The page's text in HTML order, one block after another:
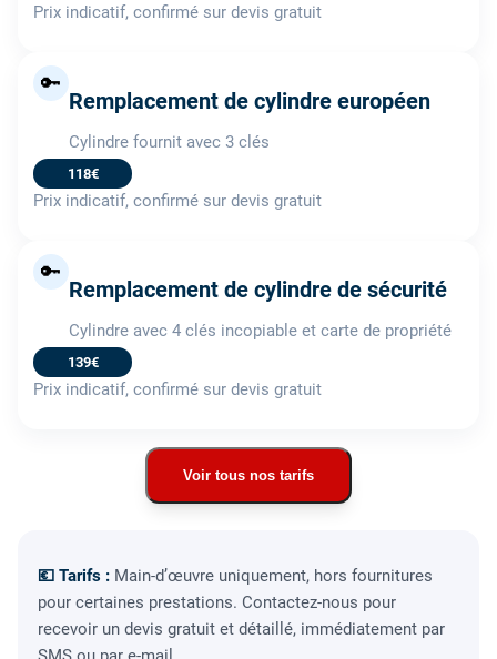
Prix indicatif, confirmé sur devis gratuit
🔑
Remplacement de cylindre européen
Cylindre fournit avec 3 clés
118€
Prix indicatif, confirmé sur devis gratuit
🔑
Remplacement de cylindre de sécurité
Cylindre avec 4 clés incopiable et carte de propriété
139€
Prix indicatif, confirmé sur devis gratuit
Voir tous nos tarifs
💶 Tarifs : Main-d’œuvre uniquement, hors fournitures
pour certaines prestations. Contactez-nous pour
recevoir un devis gratuit et détaillé, immédiatement par